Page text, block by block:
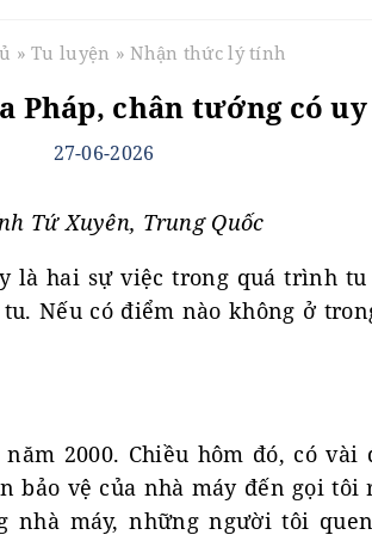
»Tu luyện » Nhận thức lý tính
Pháp, chân tướng có
27-06-2026
Tứ Xuyên, Trung Quốc
là hai sự việc trong quá trình
Nếu có điểm nào không ở
2000. Chiều hôm đó, có vài
bảo vệ của nhà máy đến gọi tôi
nhà máy, những người tôi